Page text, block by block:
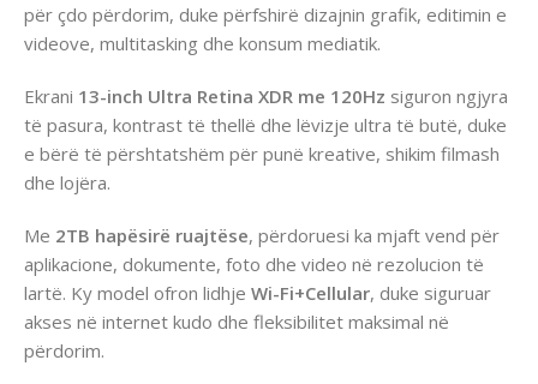
për çdo përdorim, duke përfshirë dizajnin grafik, editimin e
videove, multitasking dhe konsum mediatik.
Ekrani 13-inch Ultra Retina XDR me 120Hz siguron ngjyra
të pasura, kontrast të thellë dhe lëvizje ultra të butë, duke
e bërë të përshtatshëm për punë kreative, shikim filmash
dhe lojëra.
Me 2TB hapësirë ruajtëse, përdoruesi ka mjaft vend për
aplikacione, dokumente, foto dhe video në rezolucion të
lartë. Ky model ofron lidhje Wi-Fi+Cellular, duke siguruar
akses në internet kudo dhe fleksibilitet maksimal në
përdorim.